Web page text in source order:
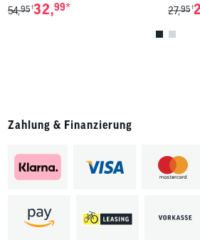
54,95 132,99* 27,95 1
Zahlung & Finanzierung